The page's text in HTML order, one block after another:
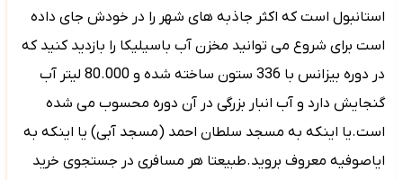
استانبول است که اکثر جاذبه های شهر را در خودش جای داده
است برای شروع می توانید مخزن آب باسیلیکا را بازدید کنید که
در دوره بیزانس با 336 ستون ساخته شده و 80.000 لیتر آب
گنجایش دارد و آب انبار بزرگی در آن دوره محسوب می شده
است.یا اینکه به مسجد سلطان احمد (مسجد آبی) یا اینکه به
ایاصوفیه معروف بروید.طبیعتا هر مسافری در جستجوی خرید